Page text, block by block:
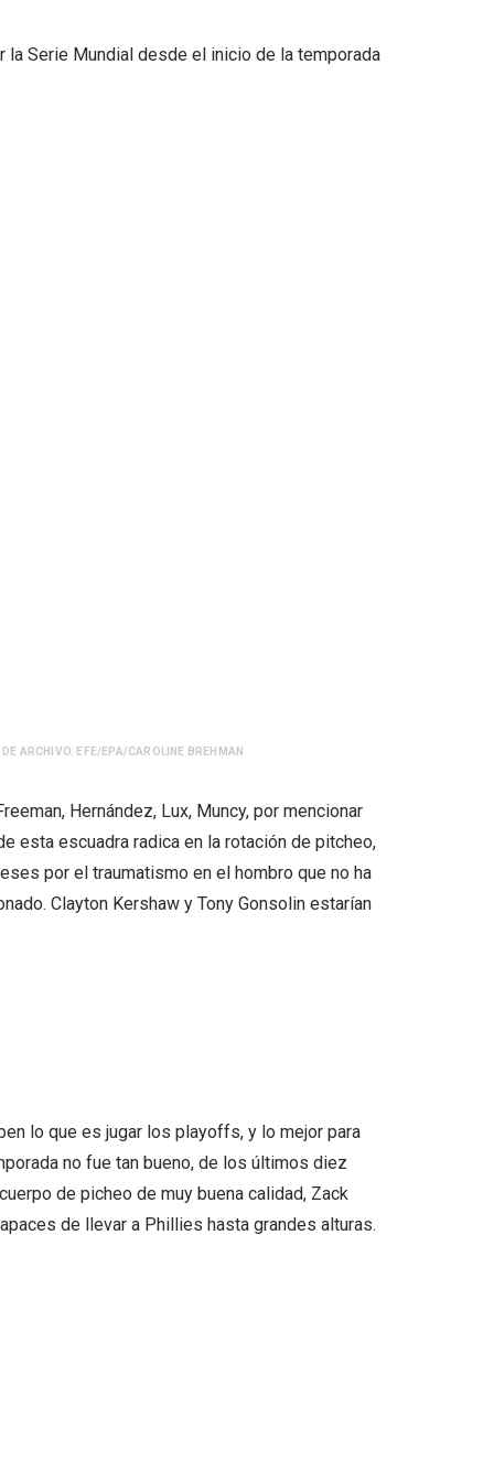
Serie Mundial desde el inicio de la temporada
ARCHIVO. EFE/EPA/CAROLINE BREHMAN
Hernández, Lux, Muncy, por mencionar
esta escuadra radica en la rotación de pitcheo,
por el traumatismo en el hombro que no ha
Clayton Kershaw y Tony Gonsolin estarían
lo que es jugar los playoffs, y lo mejor para
no fue tan bueno, de los últimos diez
de picheo de muy buena calidad, Zack
de llevar a Phillies hasta grandes alturas.